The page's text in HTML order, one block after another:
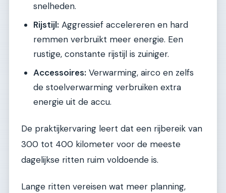
snelheden.
Rijstijl: Aggressief accelereren en hard
remmen verbruikt meer energie. Een
rustige, constante rijstijl is zuiniger.
Accessoires: Verwarming, airco en zelfs
de stoelverwarming verbruiken extra
energie uit de accu.
De praktijkervaring leert dat een rijbereik van
300 tot 400 kilometer voor de meeste
dagelijkse ritten ruim voldoende is.
Lange ritten vereisen wat meer planning,